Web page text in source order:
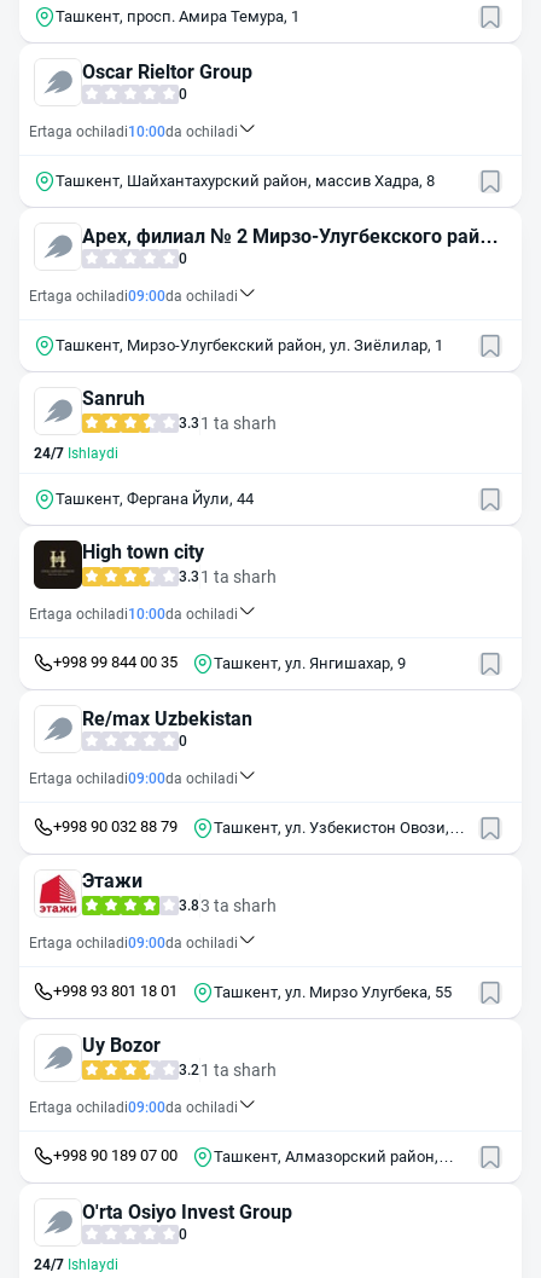
Ташкент, просп. Амира Темура, 1
Oscar Rieltor Group
0
Ertaga ochiladi10:00da ochiladi
Ташкент, Шайхантахурский район, массив Хадра, 8
Apex, филиал № 2 Мирзо-Улугбекского район
а
0
Ertaga ochiladi09:00da ochiladi
Ташкент, Мирзо-Улугбекский район, ул. Зиёлилар, 1
Sanruh
3.3 1 ta sharh
24/7 Ishlaydi
Ташкент, Фергана Йули, 44
High town city
3.3 1 ta sharh
Ertaga ochiladi10:00da ochiladi
+998 99 844 00 35 Ташкент, ул. Янгишахар, 9
Re/max Uzbekistan
0
Ertaga ochiladi09:00da ochiladi
+998 90 032 88 79
Ташкент, ул. Узбекистон Овози,
Этажи
3.83 ta sharh
Ertaga ochiladi09:00da ochiladi
+998 93 801 18 01 Ташкент, ул. Мирзо Улугбека, 55
Uy Bozor
3.2 1 ta sharh
Ertaga ochiladi09:00da ochiladi
+998 90 189 07 00
Ташкент, Алмазорский район,
O'rta Osiyo Invest Group
0
24/7 Ishlaydi